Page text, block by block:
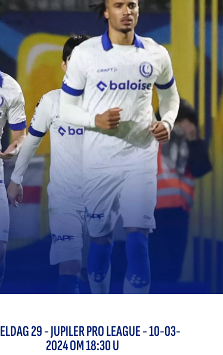
29-JUPILER PRO LEAGUE- 10-03-
2024 OM 18:30 U